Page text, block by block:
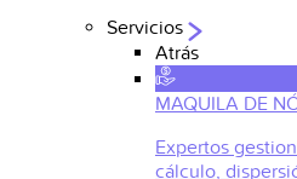
Servicios
Atrás
MAQUILA DE
Expertos
cálculo,